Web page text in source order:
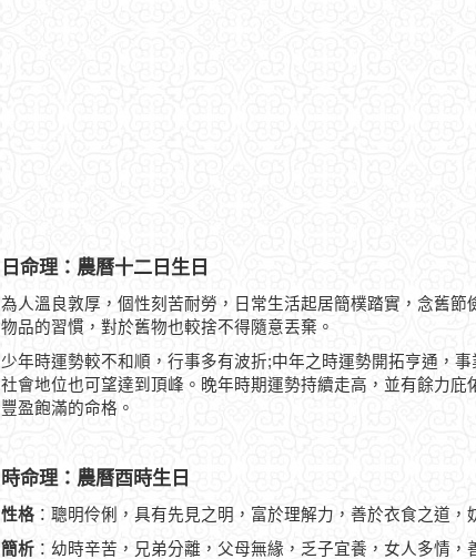
日命理：農曆十二日生日
為人溫良敦厚，個性刻苦耐勞，日常生活起居簡樸踏實，念舊
物品的習慣，對於舊物也較捨不得隨意丟棄。
少年時運勢較不和順，行事多有波折;中年之時運勢開拓亨通，
社會地位也可望達到頂峰。晚年時期運勢持續走高，並有餘力
豐盈飽滿的命格。
時命理：農曆酉時生日
性格 ：聰明伶俐，具有先見之明，富於理解力，善於衣食之道
簡析 ：幼時辛苦，兄弟分離，父母無緣，乏子宜養，女人多情